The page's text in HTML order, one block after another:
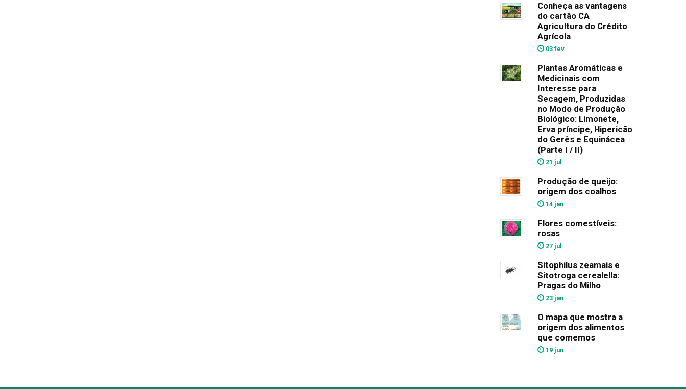
Conheça as vantagens
do cartão CA
Agricultura do Crédito
Agrícola
03 fev
Plantas Aromáticas e
Medicinais com
Interesse para
Secagem, Produzidas
no Modo de Produção
Biológico: Limonete,
Erva príncipe, Hipericão
do Gerês e Equinácea
(Parte I / II)
21 jul
Produção de queijo:
origem dos coalhos
14 jan
Flores comestíveis:
rosas
27 jul
Sitophilus zeamais e
Sitotroga cerealella:
Pragas do Milho
23 jan
O mapa que mostra a
origem dos alimentos
que comemos
19 jun